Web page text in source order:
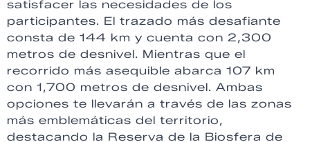
satisfacer las necesidades de los
participantes. El trazado más desafiante
consta de 144 km y cuenta con 2,300
metros de desnivel. Mientras que el
recorrido más asequible abarca 107 km
con 1,700 metros de desnivel. Ambas
opciones te llevarán a través de las zonas
más emblemáticas del territorio,
destacando la Reserva de la Biosfera de